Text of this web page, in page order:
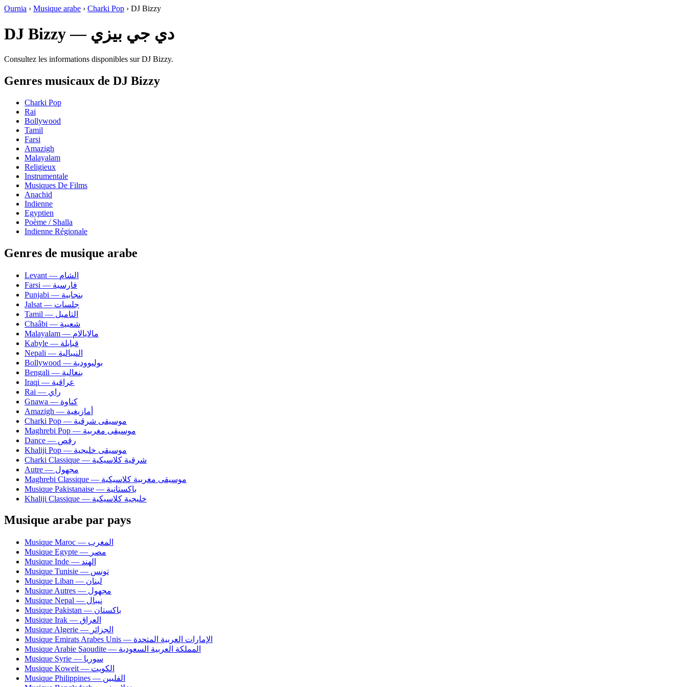
Ournia › Musique arabe › Charki Pop › DJ Bizzy
DJ Bizzy — دي جي بيزي
Consultez les informations disponibles sur DJ Bizzy.
Genres musicaux de DJ Bizzy
Charki Pop
Rai
Bollywood
Tamil
Farsi
Amazigh
Malayalam
Religieux
Instrumentale
Musiques De Films
Anachid
Indienne
Egyptien
Poème / Shalla
Indienne Régionale
Genres de musique arabe
Levant — الشام
Farsi — فارسية
Punjabi — بنجابية
Jalsat — جلسات
Tamil — التاميل
Chaâbi — شعبية
Malayalam — مالايالام
Kabyle — قبايلة
Nepali — النيبالية
Bollywood — بوليوودية
Bengali — بنغالية
Iraqi — عراقية
Rai — راي
Gnawa — كناوة
Amazigh — أمازيغية
Charki Pop — موسيقى شرقية
Maghrebi Pop — موسيقى مغربية
Dance — رقص
Khaliji Pop — موسيقى خليجية
Charki Classique — شرقية كلاسيكية
Autre — مجهول
Maghrebi Classique — موسيقى مغربية كلاسيكية
Musique Pakistanaise — باكستانية
Khaliji Classique — خليجية كلاسيكية
Musique arabe par pays
Musique Maroc — المغرب
Musique Egypte — مصر
Musique Inde — الهند
Musique Tunisie — تونس
Musique Liban — لبنان
Musique Autres — مجهول
Musique Nepal — نيبال
Musique Pakistan — باكستان
Musique Irak — العراق
Musique Algerie — الجزائر
Musique Emirats Arabes Unis — الإمارات العربية المتحدة
Musique Arabie Saoudite — المملكة العربية السعودية
Musique Syrie — سوريا
Musique Koweit — الكويت
Musique Philippines — الفلبين